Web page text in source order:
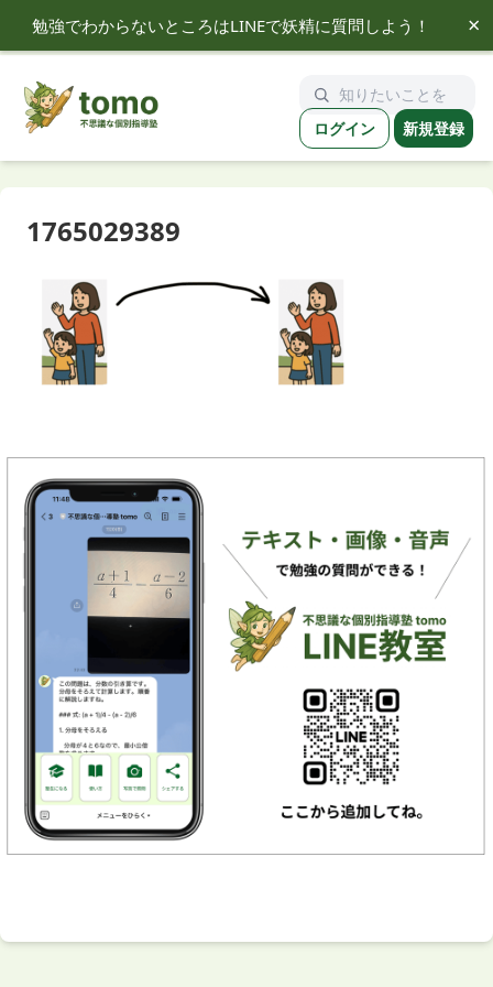
勉強でわからないところはLINEで妖精に質問しよう！ ×
tomo ログイン 新規登録
1765029389